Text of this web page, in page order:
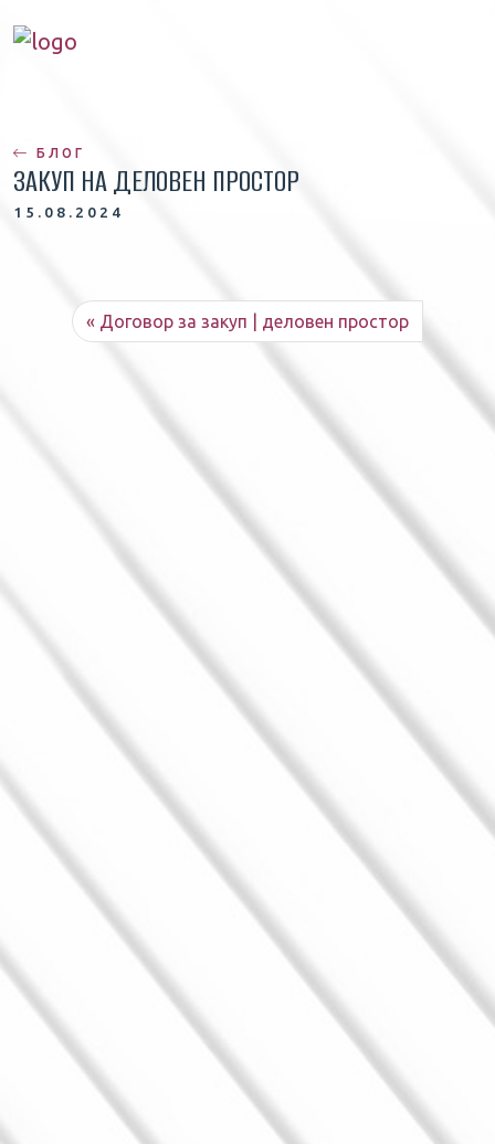
БЛОГ
ЗАКУП НА ДЕЛОВЕН ПРОСТОР
15.08.2024
Договор за закуп | деловен простор